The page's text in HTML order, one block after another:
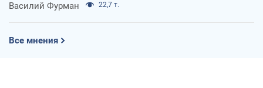
Василий Фурман 22,7 т.
Все мнения